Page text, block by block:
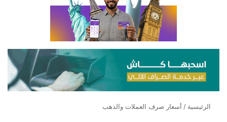
الرئيسية / أسعار صرف العملات والذهب